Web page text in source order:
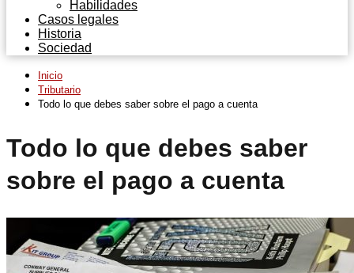
Habilidades
Casos legales
Historia
Sociedad
Inicio
Tributario
Todo lo que debes saber sobre el pago a cuenta
Todo lo que debes saber
sobre el pago a cuenta